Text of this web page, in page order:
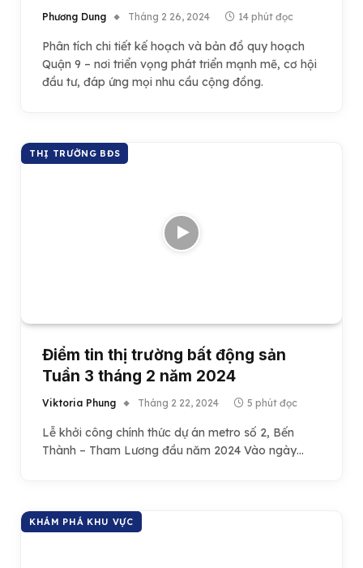
Phương Dung Tháng 2 26, 2024 14 phút đọc
Phân tích chi tiết kế hoạch và bản đồ quy hoạch
Quận 9 – nơi triển vọng phát triển mạnh mẽ, cơ hội
đầu tư, đáp ứng mọi nhu cầu cộng đồng.
THỊ TRƯỜNG BĐS
Điểm tin thị trường bất động sản
Tuần 3 tháng 2 năm 2024
Viktoria Phung Tháng 2 22, 2024 5 phút đọc
Lễ khởi công chính thức dự án metro số 2, Bến
Thành – Tham Lương đầu năm 2024 Vào ngày…
KHÁM PHÁ KHU VỰC